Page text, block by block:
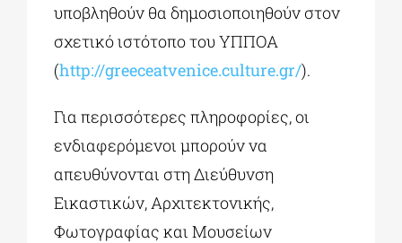
υποβληθούν θα δημοσιοποιηθούν στον
σχετικό ιστότοπο του ΥΠΠΟΑ
(http://greeceatvenice.culture.gr/).
Για περισσότερες πληροφορίες, οι
ενδιαφερόμενοι μπορούν να
απευθύνονται στη Διεύθυνση
Εικαστικών, Αρχιτεκτονικής,
Φωτογραφίας και Μουσείων